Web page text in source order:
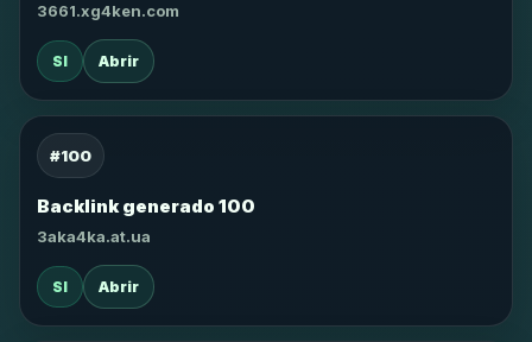
3661.xg4ken.com
SI Abrir
#100
Backlink generado 100
3aka4ka.at.ua
SI Abrir